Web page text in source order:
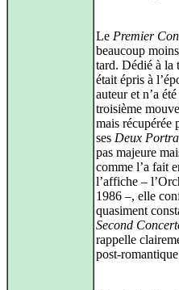
Le Premier
beaucoup
tard. Dédié à la
était épris à
auteur et n’a
troisième
mais récupérée
ses Deux
pas majeure
comme l’a fait
l’affiche –
1986 –, elle
quasiment
Second
rappelle
post-